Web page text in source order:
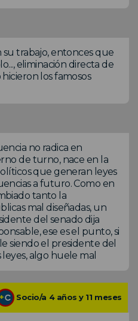
su trabajo, entonces que
eliminación directa de
los famosos
no radica en
de turno, nace en la
que generan leyes
a futuro. Como en
tanto la
mal diseñadas, un
del senado dija
ese es el punto, si
siendo el presidente del
algo huele mal
Socio/a 4 años y 11 meses